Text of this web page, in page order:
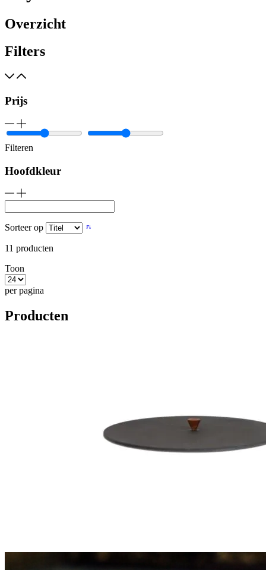
Overzicht
Filters
Prijs
Filteren
Hoofdkleur
Sorteer op
11 producten
Toon
per pagina
Producten